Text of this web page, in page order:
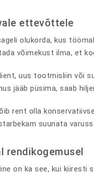
ettevõttele
olukorda, kus
võimekust ilma, et
uus tootmisliin või
jääb püsima, saab
rent olla
suunata
rendikogemusel
on ka see, kui